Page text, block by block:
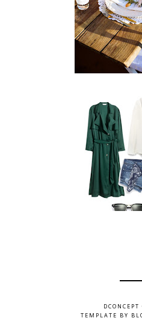
TEMPLATE BY